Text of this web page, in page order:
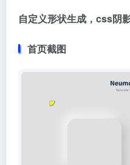
自定义形状生成，css阴
首页截图